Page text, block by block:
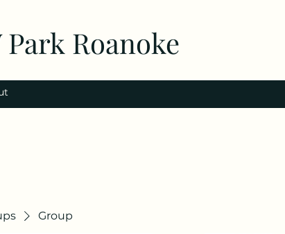
Park Roanoke
Group